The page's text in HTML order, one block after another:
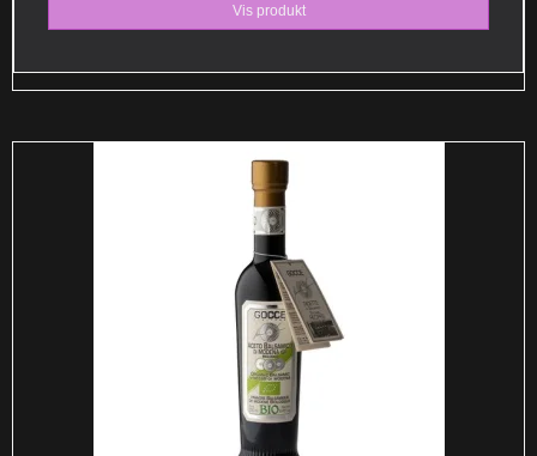
Vis produkt